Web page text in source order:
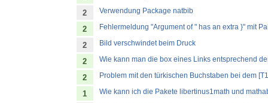
2 Verwendung Package natbib
2 Fehlermeldung "Argument of " has an extra }" mit
2 Bild verschwindet beim Druck
2 Wie kann man die box eines Links entsprechend
2 Problem mit den türkischen Buchstaben bei dem
1 Wie kann ich die Pakete libertinus1math und